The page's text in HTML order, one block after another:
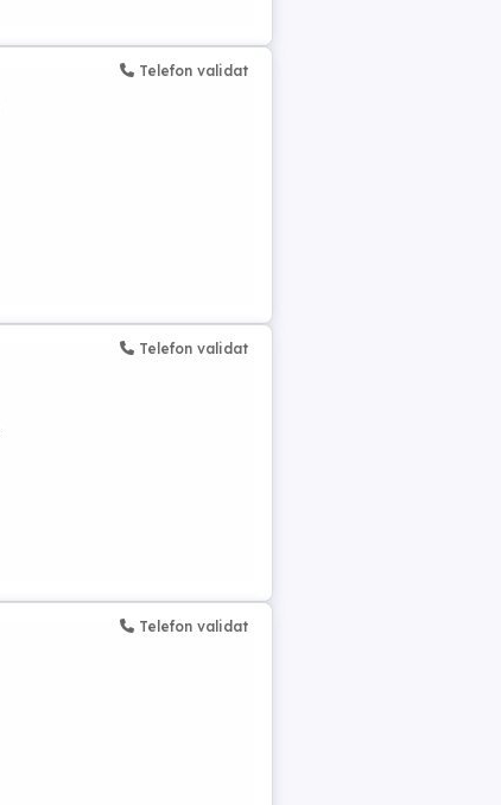
Telefon validat
Telefon validat
Telefon validat